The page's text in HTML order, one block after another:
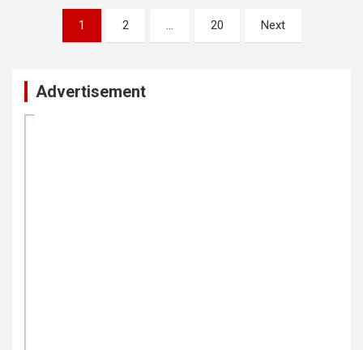
pagination
1 2 … 20 Next
Advertisement